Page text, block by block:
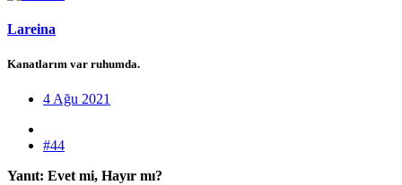
Lareina
Kanatlarım var ruhumda.
4 Ağu 2021
#44
Yanıt: Evet mi, Hayır mı?